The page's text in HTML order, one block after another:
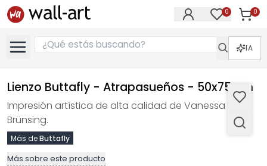
0 0
IA
Lienzo Buttafly - Atrapasueños - 50x75 cm
Impresión artística de alta calidad de Vanessa
Brünsing.
Más deButtafly
Más sobre este producto